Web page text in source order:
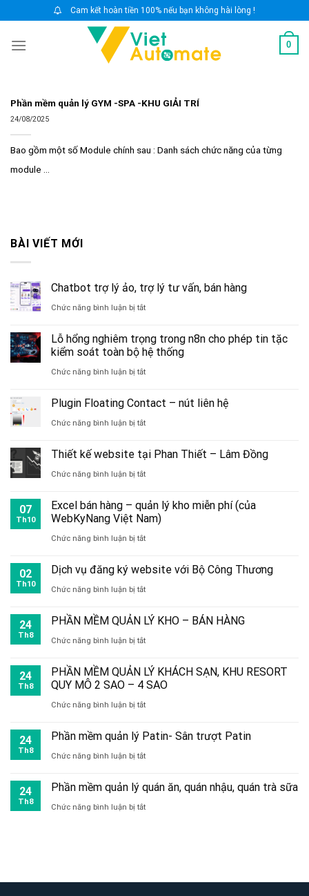
content
Cam kết hoàn tiền 100% nếu bạn không hài lòng !
0
Phần mềm quản lý GYM -SPA -KHU GIẢI TRÍ
24/08/2025
Bao gồm một số Module chính sau : Danh sách chức năng của từng
module ...
BÀI VIẾT MỚI
Chatbot trợ lý ảo, trợ lý tư vấn, bán hàng
Chức năng bình luận bị tắtở
trợ
trợ
lý
vấn,
hàng
Lỗ hổng nghiêm trọng trong n8n cho phép tin tặc
kiểm soát toàn bộ hệ thống
Chức năng bình luận bị tắtở
hổng
trọng
cho
phép
tặc
toàn
bộ
thống
Plugin Floating Contact – nút liên hệ
Chức năng bình luận bị tắtở
Floating
nút
liên
Thiết kế website tại Phan Thiết – Lâm Đồng
Chức năng bình luận bị tắtở
kế
Phan
Thiết
07
Th10
Excel bán hàng – quản lý kho miễn phí (của
WebKyNang Việt Nam)
Chức năng bình luận bị tắtở
bán
–
kho
(của
Nam)
02
Th10
Dịch vụ đăng ký website với Bộ Công Thương
Chức năng bình luận bị tắtở
vụ
ký
website
với
24
Th8
PHẦN MỀM QUẢN LÝ KHO – BÁN HÀNG
Chức năng bình luận bị tắtở
MỀM
KHO
–
HÀNG
24
Th8
PHẦN MỀM QUẢN LÝ KHÁCH SẠN, KHU RESORT
QUY MÔ 2 SAO – 4 SAO
Chức năng bình luận bị tắtở
MỀM
24
Th8
Phần mềm quản lý Patin- Sân trượt Patin
Chức năng bình luận bị tắtở
mềm
24
Th8
Phần mềm quản lý quán ăn, quán nhậu, quán trà sữa
Chức năng bình luận bị tắtở
lý